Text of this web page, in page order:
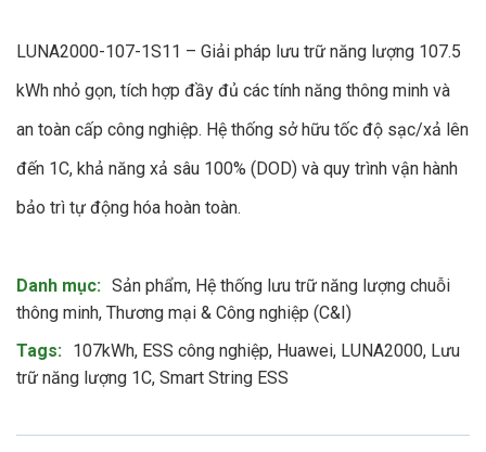
LUNA2000-107-1S11 – Giải pháp lưu trữ năng lượng 107.5
kWh nhỏ gọn, tích hợp đầy đủ các tính năng thông minh và
an toàn cấp công nghiệp. Hệ thống sở hữu tốc độ sạc/xả lên
đến 1C, khả năng xả sâu 100% (DOD) và quy trình vận hành
bảo trì tự động hóa hoàn toàn.
Danh mục: Sản phẩm, Hệ thống lưu trữ năng lượng chuỗi
thông minh, Thương mại & Công nghiệp (C&I)
Tags:
107kWh, ESS công nghiệp, Huawei, LUNA2000, Lưu
trữ năng lượng 1C, Smart String ESS